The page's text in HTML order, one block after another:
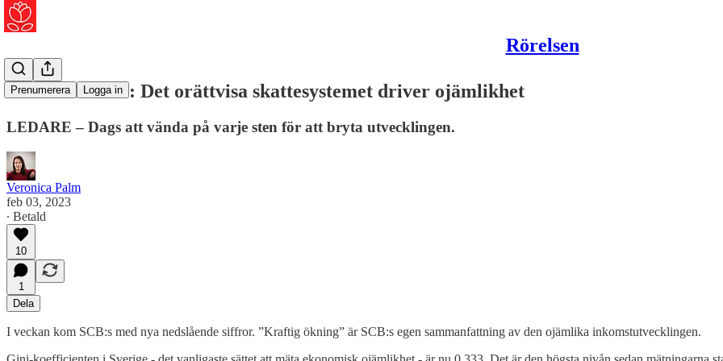
Rörelsen
Prenumerera Logga in
Veronica Palm: Det orättvisa skattesystemet driver ojämlikhet
LEDARE – Dags att vända på varje sten för att bryta utvecklingen.
Veronica Palm
feb 03, 2023
∙ Betald
10
1
Dela
I veckan kom SCB:s med nya nedslående siffror. ”Kraftig ökning” är SCB:s egen sammanfattning av den ojämlika inkomstutvecklingen.